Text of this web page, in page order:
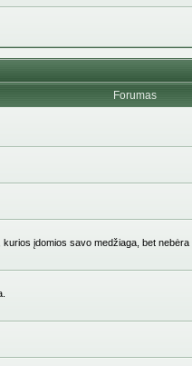
Forumas
įdomios savo medžiaga, bet nebėra